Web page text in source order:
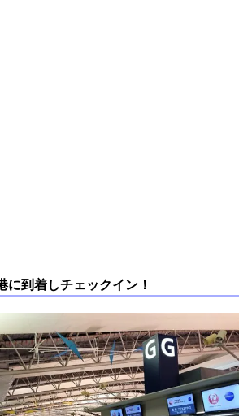
に到着しチェックイン！